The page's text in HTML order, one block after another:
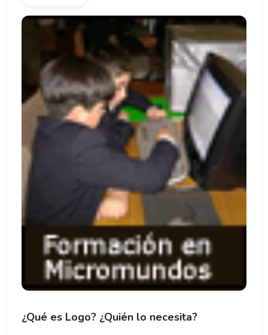
¿Qué es Logo? ¿Quién lo necesita?